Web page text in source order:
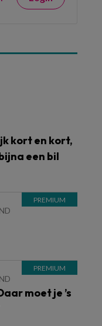
kort en kort,
een bil
moet je ’s